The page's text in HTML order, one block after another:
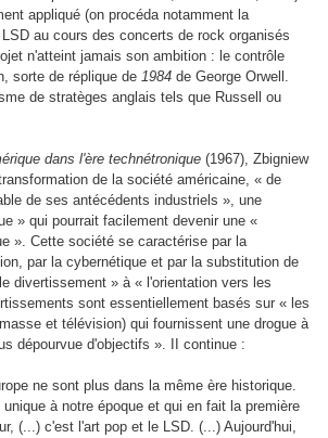
appliqué (on procéda notamment la
au cours des concerts de rock organisés
n'atteint jamais son ambition : le contrôle
sorte de réplique de 1984 de George Orwell.
de stratèges anglais tels que Russell ou
dans l'ère technétronique (1967), Zbigniew
de la société américaine, « de
de ses antécédents industriels », une
» qui pourrait facilement devenir une «
». Cette société se caractérise par la
par la cybernétique et par la substitution de
divertissement » à « l'orientation vers les
sont essentiellement basés sur « les
et télévision) qui fournissent une drogue à
dépourvue d'objectifs ». II continue :
ne sont plus dans la même ère historique.
à notre époque et qui en fait la première
(...) c'est l'art pop et le LSD. (...) Aujourd'hui,